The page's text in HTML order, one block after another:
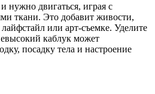
нужно двигаться, играя с
ткани. Это добавит живости,
или арт-съемке. Уделите
каблук может
посадку тела и настроение